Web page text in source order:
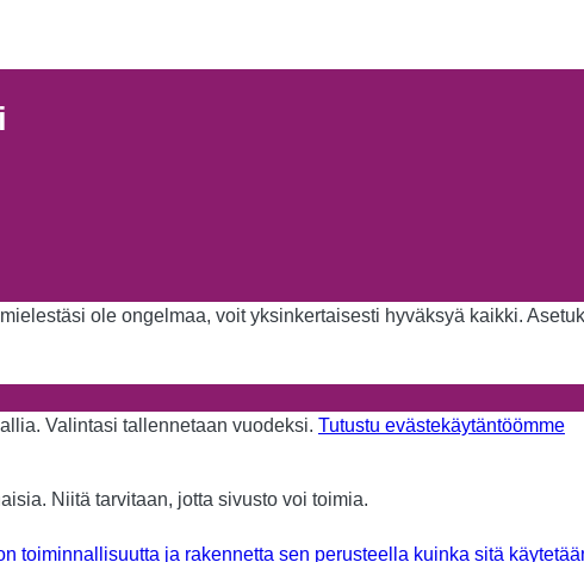
ole ongelmaa, voit yksinkertaisesti hyväksyä kaikki.
Valintasi tallennetaan vuodeksi. Tutustu evästekäytäntöömme
Niitä tarvitaan, jotta sivusto voi toimia.
toiminnallisuutta ja rakennetta sen perusteella kuinka sitä